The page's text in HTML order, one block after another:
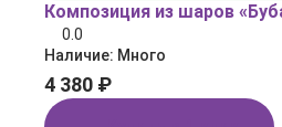
Композиция из шаров
0.0
Наличие: Много
4 380 ₽